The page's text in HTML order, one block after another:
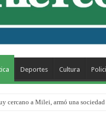
Deportes Cultura
cercano a Milei, armó una
extranjerización de tierras